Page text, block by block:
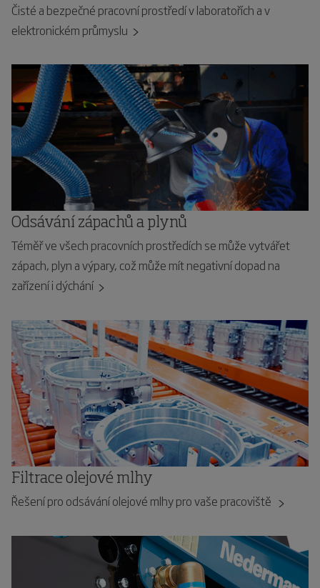
Čisté a bezpečné pracovní prostředí v laboratořích a v
elektronickém průmyslu
Odsávání zápachů a plynů
Téměř ve všech pracovních prostředích se může vytvářet
zápach, plyn a výpary, což může mít negativní dopad na
zařízení i dýchání
Filtrace olejové mlhy
Řešení pro odsávání olejové mlhy pro vaše pracoviště